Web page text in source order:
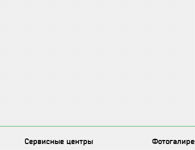
Сервисные центры